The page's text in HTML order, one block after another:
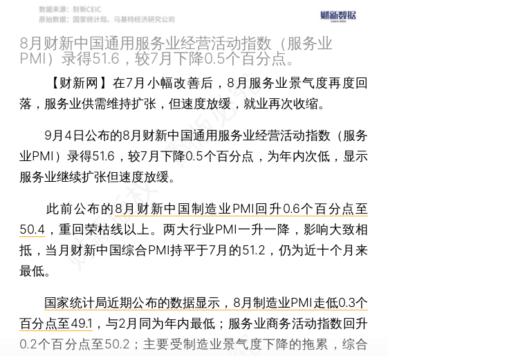
8月财新中国通用服务业经营活动指数（服务业
PMI）录得51.6，较7月下降0.5个百分点。
【财新网】 在7月小幅改善后，8月服务业景气度再度回
落，服务业供需维持扩张，但速度放缓，就业再次收缩。
9月4日公布的8月财新中国通用服务业经营活动指数（服务
业PMI）录得51.6，较7月下降0.5个百分点，为年内次低，显示
服务业继续扩张但速度放缓。
此前公布的8月财新中国制造业PMI回升0.6个百分点至
50.4 ，重回荣枯线以上。两大行业PMI一升一降，影响大致相
抵，当月财新中国综合PMI持平于7月的51.2，仍为近十个月来
最低。
国家统计局近期公布的数据显示，8月制造业PMI走低0.3个
百分点至49.1 ，与2月同为年内最低；服务业商务活动指数回升
0.2个百分点至50.2；主要受制造业景气度下降的拖累，综合